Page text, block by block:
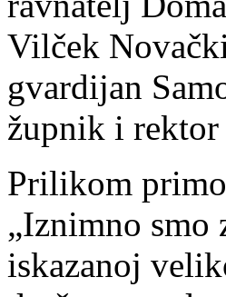
Vilček
gvardijan
župnik i rektor
Prilikom
„Iznimno smo
iskazanoj